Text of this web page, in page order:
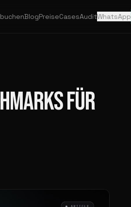
BlogPreiseCasesAuditWhatsApp
FÜR